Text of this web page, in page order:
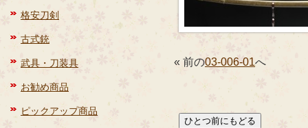
格安刀剣
古式銃
武具・刀装具
お勧め商品
ピックアップ商品
« 前の03-006-01へ